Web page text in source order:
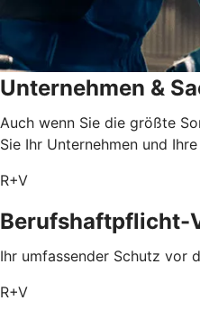
Unternehmen &
Auch wenn Sie die größte
Sie Ihr Unternehmen und
R+V
Berufshaftpflicht-
Ihr umfassender Schutz vor
R+V